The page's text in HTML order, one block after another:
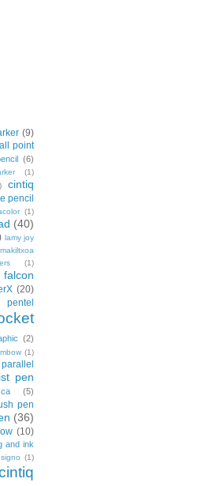
(9)
point
(6)
(1)
cintiq
pencil
(1)
(40)
lamy joy
makiltxoa
(1)
falcon
(20)
pentel
(2)
(1)
pen
(5)
pen
(36)
(10)
and ink
(1)